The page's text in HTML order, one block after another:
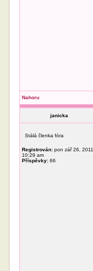
Nahoru
janicka
Stálá členka fóra
Registrován: pon zář 26, 2011
10:29 am
Příspěvky: 66